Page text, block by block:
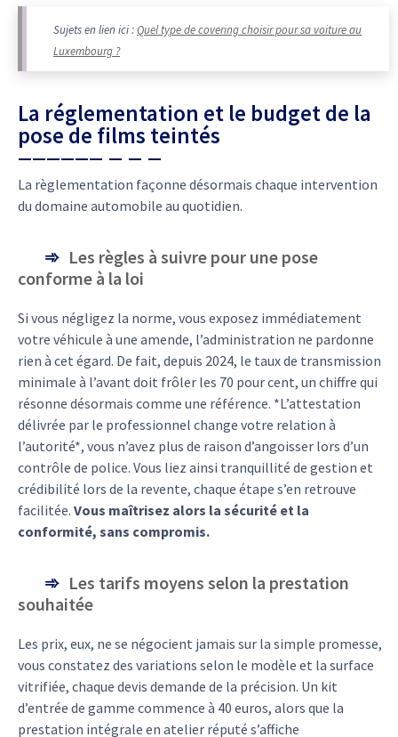
Sujets en lien ici :Quel type de covering choisir pour sa voiture au
Luxembourg ?
La réglementation et le budget de la
pose de films teintés
La règlementation façonne désormais chaque intervention
du domaine automobile au quotidien.
Les règles à suivre pour une pose
conforme à la loi
Si vous négligez la norme, vous exposez immédiatement
votre véhicule à une amende, l’administration ne pardonne
rien à cet égard. De fait, depuis 2024, le taux de transmission
minimale à l’avant doit frôler les 70 pour cent, un chiffre qui
résonne désormais comme une référence. *L’attestation
délivrée par le professionnel change votre relation à
l’autorité*, vous n’avez plus de raison d’angoisser lors d’un
contrôle de police. Vous liez ainsi tranquillité de gestion et
crédibilité lors de la revente, chaque étape s’en retrouve
facilitée. Vous maîtrisez alors la sécurité et la
conformité, sans compromis.
Les tarifs moyens selon la prestation
souhaitée
Les prix, eux, ne se négocient jamais sur la simple promesse,
vous constatez des variations selon le modèle et la surface
vitrifiée, chaque devis demande de la précision. Un kit
d’entrée de gamme commence à 40 euros, alors que la
prestation intégrale en atelier réputé s’affiche